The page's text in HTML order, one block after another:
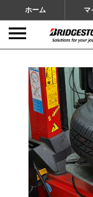
ホーム マ